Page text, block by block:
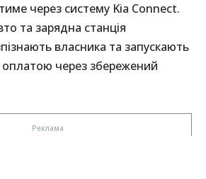
через систему Kia Connect.
та зарядна станція
власника та запускають
оплатою через збережений